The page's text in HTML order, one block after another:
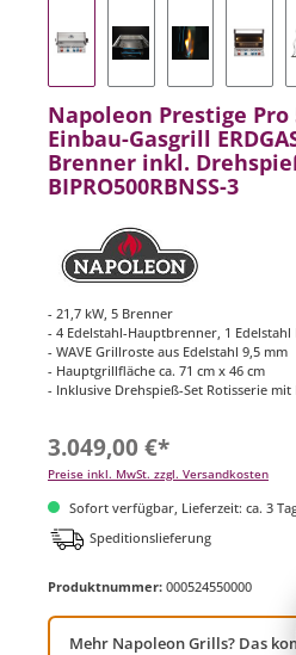
Napoleon Prestige Pro
Einbau-Gasgrill
Brenner inkl.
BIPRO500RBNSS-3
- 21,7 kW, 5 Brenner
- 4 Edelstahl-Hauptbrenner, 1
- WAVE Grillroste aus Edelstahl 9,5 mm
- Hauptgrillfläche ca. 71 cm x 46 cm
- Inklusive Drehspieß-Set Rotisserie mit
3.049,00 €*
Preise inkl. MwSt. zzgl. Versandkosten
Sofort verfügbar, Lieferzeit: ca. 3
Speditionslieferung
Produktnummer: 000524550000
Mehr Napoleon Grills? Das